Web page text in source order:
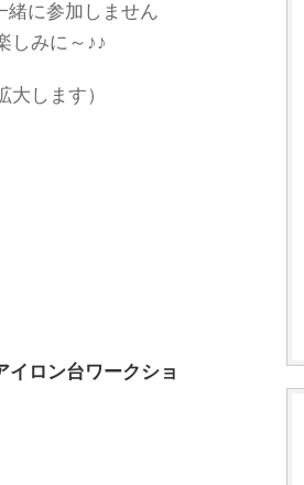
に参加しません
しみに～♪♪
します）
イロン台ワークショ